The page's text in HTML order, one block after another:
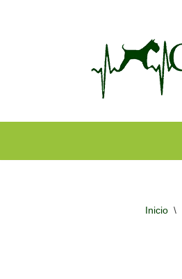
Inicio \